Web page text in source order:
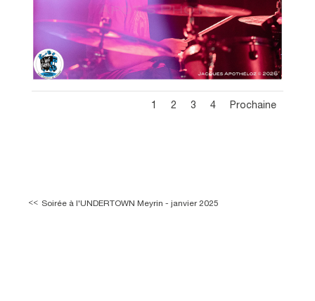
1 2 3 4 Prochaine
Soirée à l'UNDERTOWN Meyrin - janvier 2025